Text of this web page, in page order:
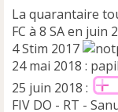
La quarantaire
FC à 8 SA en juin
4 Stim 2017
24 mai 2018 :
25 juin 2018 :
FIV DO - RT -